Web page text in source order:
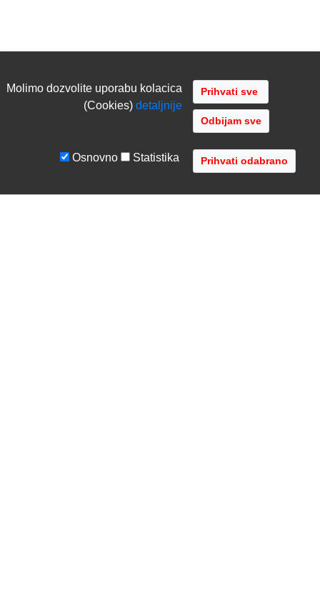
Molimo dozvolite uporabu kolacica
(Cookies)detaljnije
Odbijam sve
Osnovno Statistika